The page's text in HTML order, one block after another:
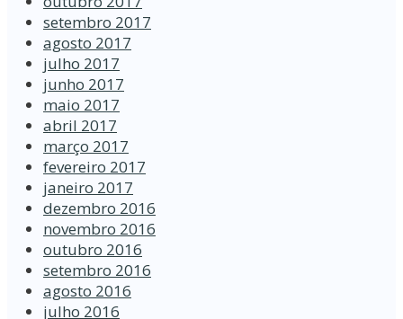
setembro 2017
agosto 2017
julho 2017
junho 2017
maio 2017
abril 2017
março 2017
fevereiro 2017
janeiro 2017
dezembro 2016
novembro 2016
outubro 2016
setembro 2016
agosto 2016
julho 2016